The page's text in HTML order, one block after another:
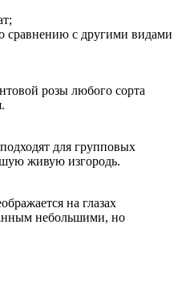
сравнению с другими видами
розы любого сорта
для групповых
живую изгородь.
на глазах
небольшими, но